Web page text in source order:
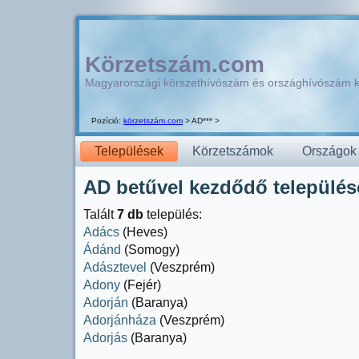
Pozíció: körzetszám.com > AD*** >
Körzetszám.com
Magyarországi körszethívószám és országhívószám
Települések Körzetszámok Országok
AD betűvel kezdődő
Talált7 db település:
Adács (Heves)
Ádánd (Somogy)
Adásztevel (Veszprém)
Adony (Fejér)
Adorján (Baranya)
Adorjánháza (Veszprém)
Adorjás (Baranya)